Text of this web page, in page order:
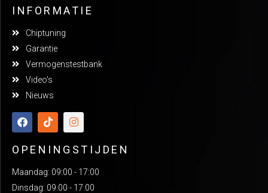
INFORMATIE
Chiptuning
Garantie
Vermogenstestbank
Video's
Nieuws
OPENINGSTIJDEN
Maandag: 09:00 - 17:00
Dinsdag: 09.00 - 17.00